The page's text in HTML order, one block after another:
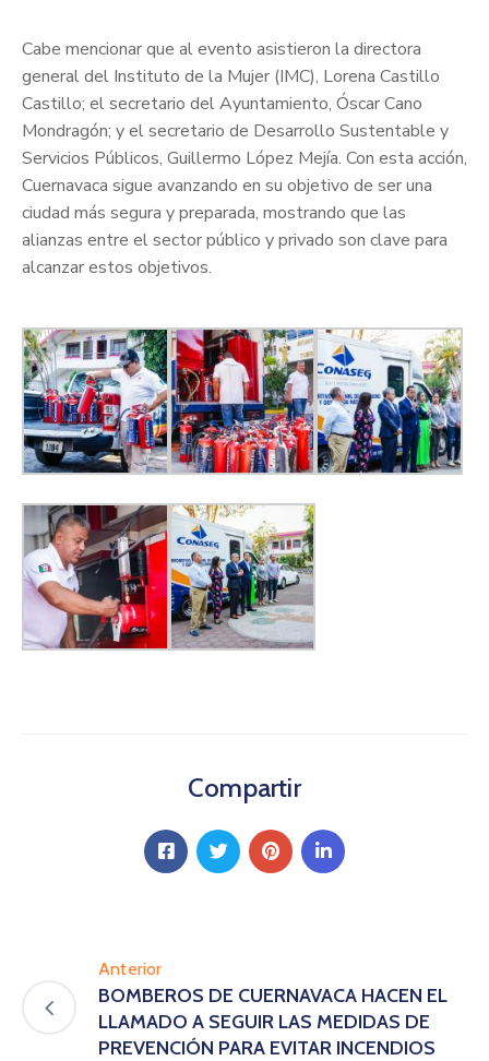
Cabe mencionar que al evento asistieron la directora
general del Instituto de la Mujer (IMC), Lorena Castillo
Castillo; el secretario del Ayuntamiento, Óscar Cano
Mondragón; y el secretario de Desarrollo Sustentable y
Servicios Públicos, Guillermo López Mejía. Con esta acción,
Cuernavaca sigue avanzando en su objetivo de ser una
ciudad más segura y preparada, mostrando que las
alianzas entre el sector público y privado son clave para
alcanzar estos objetivos.
Compartir
Anterior
BOMBEROS DE CUERNAVACA HACEN EL
LLAMADO A SEGUIR LAS MEDIDAS DE
PREVENCIÓN PARA EVITAR INCENDIOS